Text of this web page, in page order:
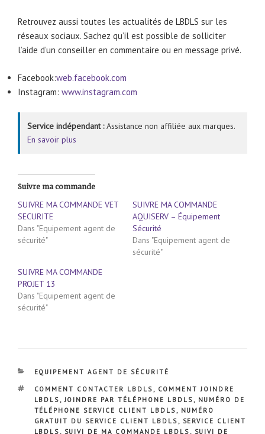
Retrouvez aussi toutes les actualités de LBDLS sur les
réseaux sociaux. Sachez qu’il est possible de solliciter
l’aide d’un conseiller en commentaire ou en message privé.
Facebook:web.facebook.com
Instagram: www.instagram.com
Service indépendant :Assistance non affiliée aux marques.
En savoir plus
Suivre ma commande
SUIVRE MA COMMANDE VET
SECURITE
Dans "Equipement agent de
sécurité"
SUIVRE MA COMMANDE
AQUISERV – Équipement
Sécurité
Dans "Equipement agent de
sécurité"
SUIVRE MA COMMANDE
PROJET 13
Dans "Equipement agent de
sécurité"
CATÉGORIES
EQUIPEMENT AGENT DE SÉCURITÉ
ÉTIQUETTES
COMMENT CONTACTER LBDLS, COMMENT JOINDRE
LBDLS,JOINDRE PAR TÉLÉPHONE LBDLS, NUMÉRO DE
TÉLÉPHONE SERVICE CLIENT LBDLS, NUMÉRO
GRATUIT DU SERVICE CLIENT LBDLS, SERVICE CLIENT
LBDLS, SUIVI DE MA COMMANDE LBDLS, SUIVI DE